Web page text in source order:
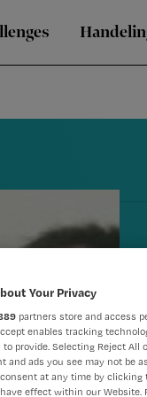
Your Privacy
partners store and access
enables tracking
to provide. Selecting Reject
and ads you see may not be
at any time by clicking
effect within our Website.